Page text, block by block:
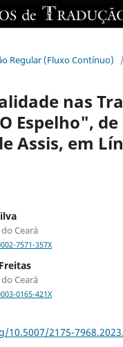
Regular (Fluxo Contínuo)
/
nas
Espelho", de
Assis, em
Ceará
7571-357X
Ceará
0165-421X
2175-